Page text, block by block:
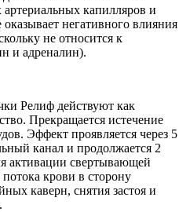
капилляров и
негативного влияния
не относится к
и адреналин).
Релиф действуют как
Прекращается истечение
Эффект проявляется через 5
канал и продолжается 2
активации свертывающей
крови в сторону
каверн, снятия застоя и